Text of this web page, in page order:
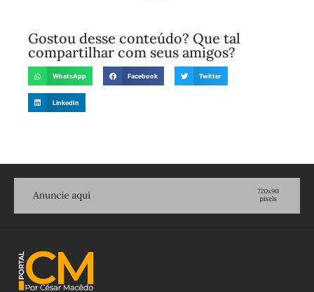
Gostou desse conteúdo? Que tal
compartilhar com seus amigos?
WhatsApp Facebook Twitter
LinkedIn